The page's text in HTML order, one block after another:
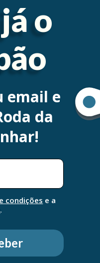
e ternura de uma
a pele frágil de todos
Termal de Uriage
água com um
o
email e
da
condições e a
.